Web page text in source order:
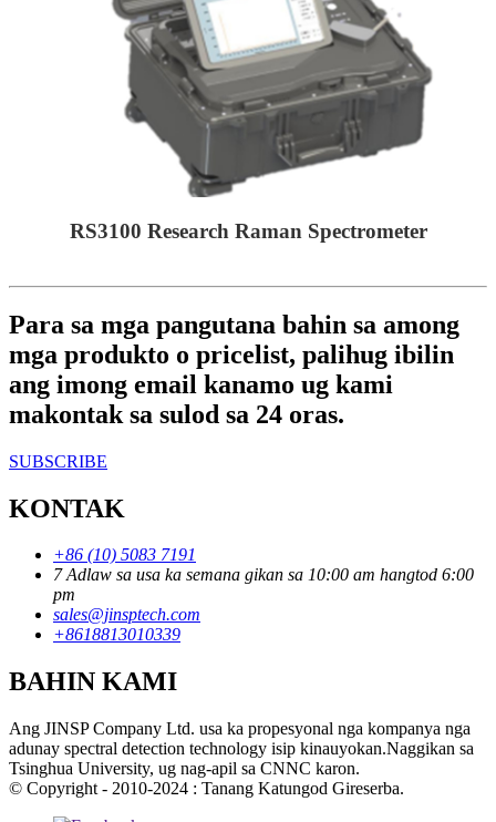
RS3100 Research Raman Spectrometer
Para sa mga pangutana bahin sa among
mga produkto o pricelist, palihug ibilin
ang imong email kanamo ug kami
makontak sa sulod sa 24 oras.
SUBSCRIBE
KONTAK
+86 (10) 5083 7191
7 Adlaw sa usa ka semana gikan sa 10:00 am hangtod 6:00
pm
sales@jinsptech.com
+8618813010339
BAHIN KAMI
Ang JINSP Company Ltd. usa ka propesyonal nga kompanya nga
adunay spectral detection technology isip kinauyokan.Naggikan sa
Tsinghua University, ug nag-apil sa CNNC karon.
© Copyright - 2010-2024 : Tanang Katungod Gireserba.